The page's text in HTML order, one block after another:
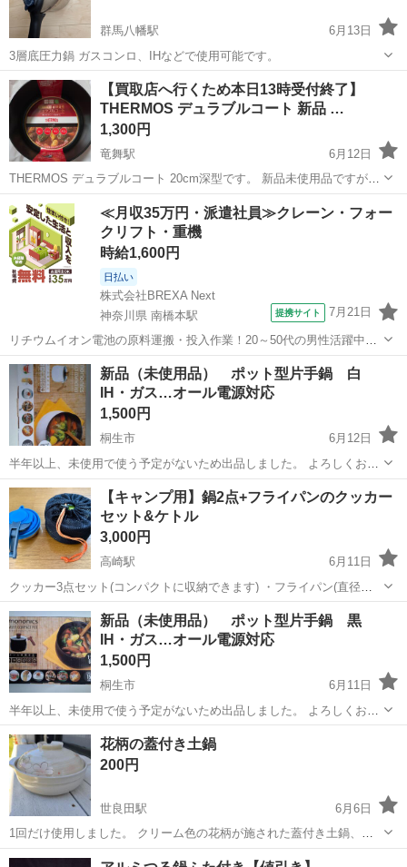
群馬八幡駅
6月13日
3層底圧力鍋 ガスコンロ、IHなどで使用可能です。
群馬 高崎市 群馬八幡駅 調理器具 圧力鍋
【買取店へ行くため本日13時受付終了】
THERMOS デュラブルコート 新品 …
1,300円
竜舞駅
6月12日
THERMOS デュラブルコート 20cm深型です。 新品未使用品ですが、
購入してからずっとショップ袋に入れて保管していました。 公式サイ
トでは3300円で新品販売されています。 早めに断捨離したいので多少
のお値下げ交渉も...
群馬 太田市 竜舞駅 調理器具 THERMOS
≪月収35万円・派遣社員≫クレーン・フォー
クリフト・重機
時給1,600円
日払い
株式会社BREXA Next
神奈川県 南橋本駅
提携サイト 7月21日
リチウムイオン電池の原料運搬・投入作業！20～50代の男性活躍中★
ワンルーム寮完備！赴任旅費会社負担！年間休日130日★フォークリフ
ト免許お持ちの方、活躍中！就業先食堂利用可★《神奈川県相模原
市》 人気の工場のお仕事 ◇電...
神奈川 相模原市 南橋本駅
新品（未使用品） ポット型片手鍋 白
IH・ガス…オール電源対応
1,500円
桐生市
6月12日
半年以上、未使用で使う予定がないため出品しました。 よろしくお願
いいたします。 【受け渡し】 基本的に群馬県桐生市錦町のセブンイレ
ブン・桐生錦町１丁目店、駐車場での受け渡しを想定しております。
栃木県...
群馬 桐生市 調理器具 ポット
【キャンプ用】鍋2点+フライパンのクッカー
セット&ケトル
3,000円
高崎駅
6月11日
クッカー3点セット(コンパクトに収納できます) ・フライパン(直径
17.5cm) ・鍋(直径17cm) ・小鍋(直径14cm) ・プラスチック小皿3点セ
ット ・折り畳み式おたま キャンプケトルも折り畳み式で便利です。
ソ...
群馬 高崎市 高崎駅 調理器具
新品（未使用品） ポット型片手鍋 黒
IH・ガス…オール電源対応
1,500円
桐生市
6月11日
半年以上、未使用で使う予定がないため出品しました。 よろしくお願
いいたします。 【受け渡し】 基本的に群馬県桐生市錦町のセブンイレ
ブン・桐生錦町１丁目店、駐車場での受け渡しを想定しております。
栃...
群馬 桐生市 調理器具 ポット
花柄の蓋付き土鍋
200円
世良田駅
6月6日
1回だけ使用しました。 クリーム色の花柄が施された蓋付き土鍋、取
っ手付きで使いやすいデザイン。 - 色: クリーム色、花柄 - 形状: 土
群馬 太田市 調理器具